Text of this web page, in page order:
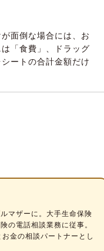
面倒な場合には、お
「食費」、ドラッグ
ートの合計金額だけ
マザーに。大手生命保険
の電話相談業務に従事。
金の相談パートナーとし